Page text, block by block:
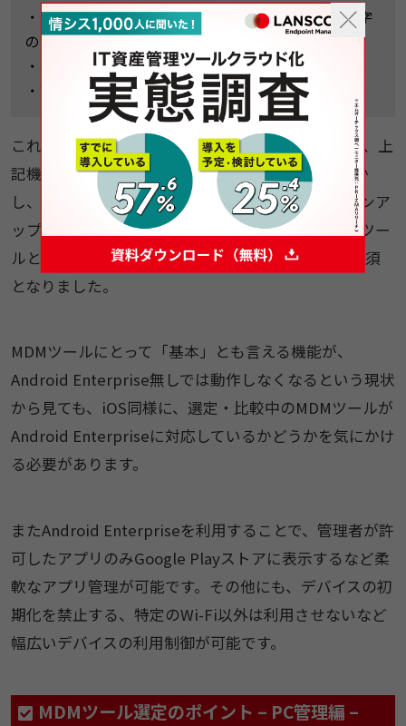
・パスワードポリシーの設定（最低文字数や利用文字
の設定条件）
・IMEI/シリアルNoなどのデバイス情報の取得
・管理用エージェントのアンインストール防止
これまでは、Android Enterpriseを利用しなくても、上
記機能はMDMツール単体で動作してきました。しか
し、Google社の仕様変更とOSのメジャーバージョンア
ップ（例：Android9→10）のタイミングで、MDMツー
ルと組み合わせて利用するAndroid Enterpriseが必須
となりました。
MDMツールにとって「基本」とも言える機能が、
Android Enterprise無しでは動作しなくなるという現状
から見ても、iOS同様に、選定・比較中のMDMツールが
Android Enterpriseに対応しているかどうかを気にかけ
る必要があります。
またAndroid Enterpriseを利用することで、管理者が許
可したアプリのみGoogle Playストアに表示するなど柔
軟なアプリ管理が可能です。その他にも、デバイスの初
期化を禁止する、特定のWi-Fi以外は利用させないなど
幅広いデバイスの利用制御が可能です。
MDMツール選定のポイント – PC管理編 –